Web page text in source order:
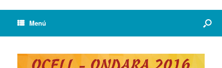
Menú